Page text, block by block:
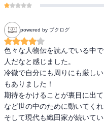
powered by ブクログ
色々な人物伝を読んでいる中
人だなと感じました。
冷徹で自分にも周りにも厳し
もありました！
期待をかけることが裏目に出
など世の中のために動いてく
そして現代も織田家が続いて